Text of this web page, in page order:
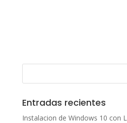
Entradas recientes
Instalacion de Windows 10 con